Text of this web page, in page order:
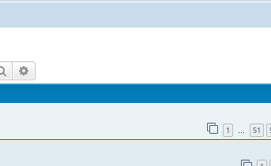
Поиск
1 … 51